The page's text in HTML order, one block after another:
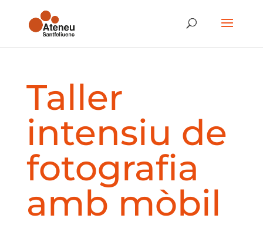
Taller
intensiu de
fotografia
amb mòbil